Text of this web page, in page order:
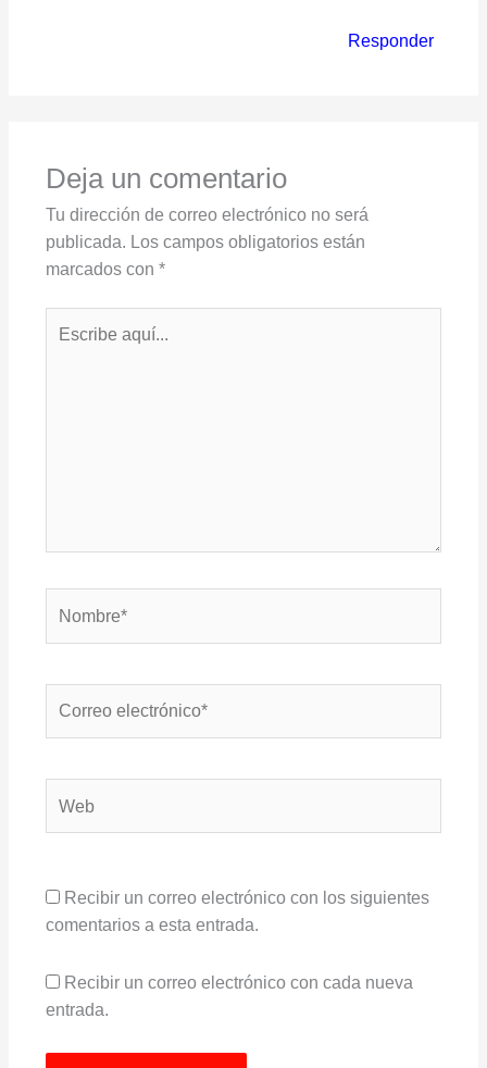
Responder
Deja un comentario
Tu dirección de correo electrónico no será
publicada. Los campos obligatorios están
marcados con *
Recibir un correo electrónico con los siguientes
comentarios a esta entrada.
Recibir un correo electrónico con cada nueva
entrada.